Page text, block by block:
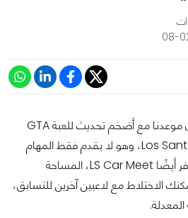
في 20 يوليو الجاري، سيكون موعدنا مع أضخم تحديث للعبة GTA
Online بعنوان Los Santos Tuners، وهو لا يقدم فقط المهام
والسباقات المثيرة، ولكنه يوفر أيضًا LS Car Meet، المساحة
الاختلاط مع لاعبين آخرين للتسابق،